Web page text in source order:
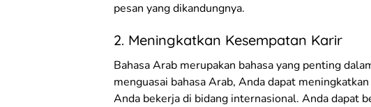
pesan yang dikandungnya.
2. Meningkatkan Kesempatan Karir
Bahasa Arab merupakan bahasa yang penting
menguasai bahasa Arab, Anda dapat
Anda bekerja di bidang internasional. Anda dapat